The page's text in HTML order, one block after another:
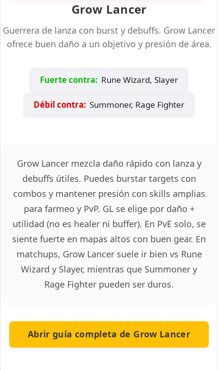
Grow Lancer
Guerrera de lanza con burst y debuffs. Grow Lancer
ofrece buen daño a un objetivo y presión de área.
Fuerte contra: Rune Wizard, Slayer
Débil contra: Summoner, Rage Fighter
Grow Lancer mezcla daño rápido con lanza y
debuffs útiles. Puedes burstar targets con
combos y mantener presión con skills amplias
para farmeo y PvP. GL se elige por daño +
utilidad (no es healer ni buffer). En PvE solo, se
siente fuerte en mapas altos con buen gear. En
matchups, Grow Lancer suele ir bien vs Rune
Wizard y Slayer, mientras que Summoner y
Rage Fighter pueden ser duros.
Abrir guía completa de Grow Lancer